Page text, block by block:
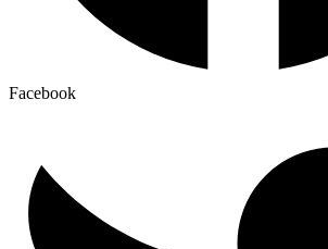
Facebook